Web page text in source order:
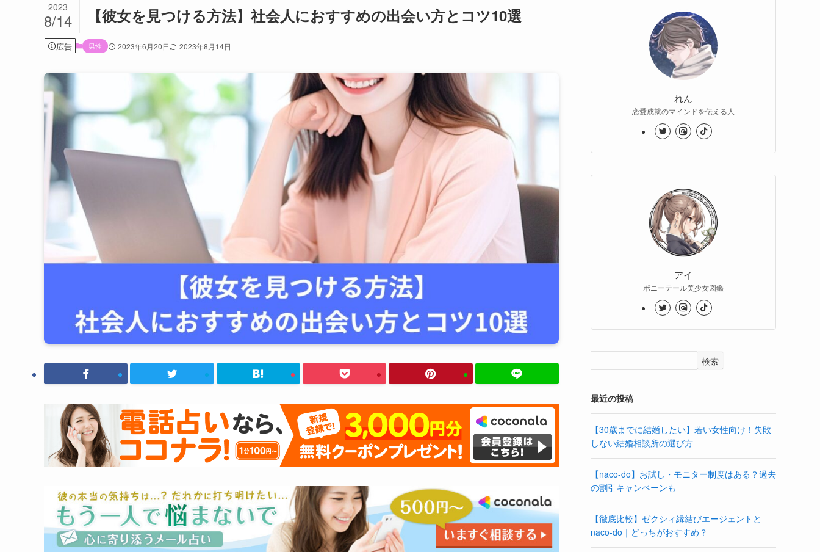
【彼女を見つける方法】社会人におすすめの出会い方とコツ10選
2023
8/14
広告 男性 2023年6月20日 2023年8月14日
れん
恋愛成就のマインドを伝える人
アイ
ポニーテール美少女図鑑
検索
最近の投稿
【30歳までに結婚したい】若い女性向け！失敗
しない結婚相談所の選び方
【naco-do】お試し・モニター制度はある？過去
の割引キャンペーンも
【徹底比較】ゼクシィ縁結びエージェントと
naco-do｜どっちがおすすめ？